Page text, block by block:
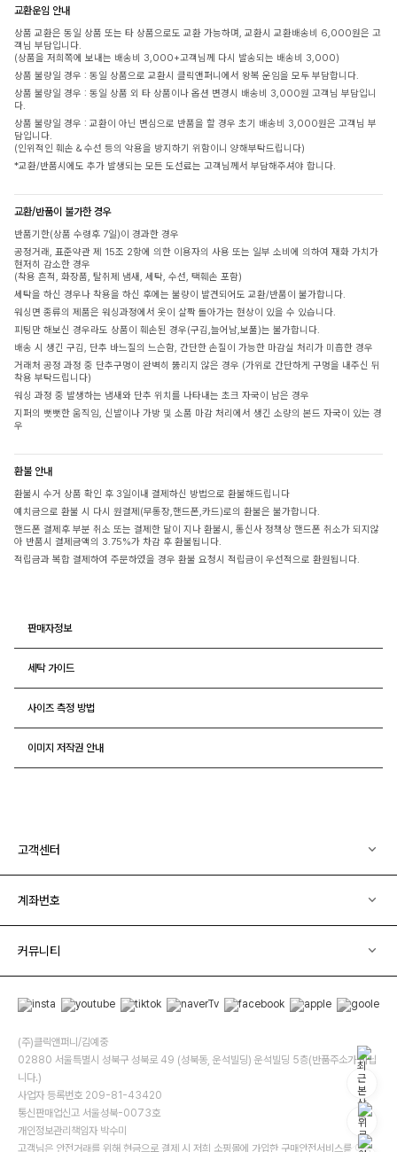
교환운임 안내
상품 교환은 동일 상품 또는 타 상품으로도 교환 가능하며, 교환시 교환배송비 6,000원은 고
객님 부담입니다.
(상품을 저희쪽에 보내는 배송비 3,000+고객님께 다시 발송되는 배송비 3,000)
상품 불량일 경우 : 동일 상품으로 교환시 클릭앤퍼니에서 왕복 운임을 모두 부담합니다.
상품 불량일 경우 : 동일 상품 외 타 상품이나 옵션 변경시 배송비 3,000원 고객님 부담입니
다.
상품 불량일 경우 : 교환이 아닌 변심으로 반품을 할 경우 초기 배송비 3,000원은 고객님 부
담입니다.
(인위적인 훼손 & 수선 등의 악용을 방지하기 위함이니 양해부탁드립니다)
*교환/반품시에도 추가 발생되는 모든 도선료는 고객님께서 부담해주셔야 합니다.
교환/반품이 불가한 경우
반품기한(상품 수령후 7일)이 경과한 경우
공정거래, 표준약관 제 15조 2항에 의한 이용자의 사용 또는 일부 소비에 의하여 재화 가치가
현저히 감소한 경우
(착용 흔적, 화장품, 탈취제 냄새, 세탁, 수선, 택훼손 포함)
세탁을 하신 경우나 착용을 하신 후에는 불량이 발견되어도 교환/반품이 불가합니다.
워싱면 종류의 제품은 워싱과정에서 옷이 살짝 돌아가는 현상이 있을 수 있습니다.
피팅만 해보신 경우라도 상품이 훼손된 경우(구김,늘어남,보풀)는 불가합니다.
배송 시 생긴 구김, 단추 바느질의 느슨함, 간단한 손질이 가능한 마감실 처리가 미흡한 경우
거래처 공정 과정 중 단추구멍이 완벽히 뚫리지 않은 경우 (가위로 간단하게 구멍을 내주신 뒤
착용 부탁드립니다)
워싱 과정 중 발생하는 냄새와 단추 위치를 나타내는 초크 자국이 남은 경우
지퍼의 뻣뻣한 움직임, 신발이나 가방 및 소품 마감 처리에서 생긴 소량의 본드 자국이 있는 경
우
환불 안내
환불시 수거 상품 확인 후 3일이내 결제하신 방법으로 환불해드립니다
예치금으로 환불 시 다시 원결제(무통장,핸드폰,카드)로의 환불은 불가합니다.
핸드폰 결제후 부분 취소 또는 결제한 달이 지나 환불시, 통신사 정책상 핸드폰 취소가 되지않
아 반품시 결제금액의 3.75%가 차감 후 환불됩니다.
적립금과 복합 결제하여 주문하였을 경우 환불 요청시 적립금이 우선적으로 환원됩니다.
판매자정보
세탁 가이드
사이즈 측정 방법
이미지 저작권 안내
고객센터
계좌번호
커뮤니티
(주)클릭앤퍼니/김예중
02880 서울특별시 성북구 성북로 49 (성북동, 운석빌딩) 운석빌딩 5층(반품주소가 아닙
니다.)
사업자 등록번호 209-81-43420
통신판매업신고 서울성북-0073호
개인정보관리책임자 박수미
고객님은 안전거래를 위해 현금으로 결제 시 저희 소핑몰에 가입한 구매안전서비스를 이용